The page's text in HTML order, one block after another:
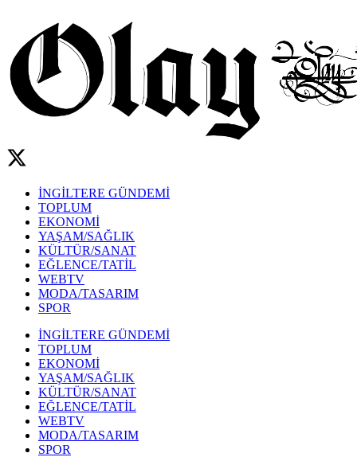
İNGİLTERE GÜNDEMİ
TOPLUM
EKONOMİ
YAŞAM/SAĞLIK
KÜLTÜR/SANAT
EĞLENCE/TATİL
WEBTV
MODA/TASARIM
SPOR
İNGİLTERE GÜNDEMİ
TOPLUM
EKONOMİ
YAŞAM/SAĞLIK
KÜLTÜR/SANAT
EĞLENCE/TATİL
WEBTV
MODA/TASARIM
SPOR